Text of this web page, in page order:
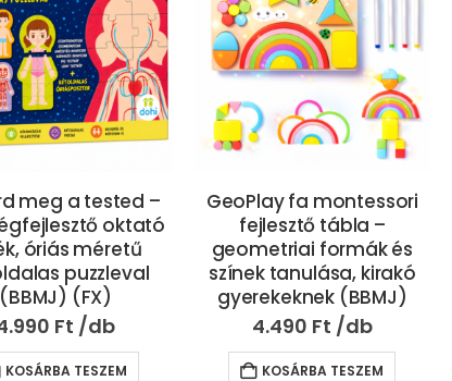
meg a tested –
oktató
óriás méretű
puzzleval
(BBMJ) (FX)
Ft
KOSÁRBA TESZEM
GeoPlay fa montessori
fejlesztő tábla –
geometriai formák és
színek tanulása, kirakó
gyerekeknek (BBMJ)
4.490 Ft
KOSÁRBA TESZEM